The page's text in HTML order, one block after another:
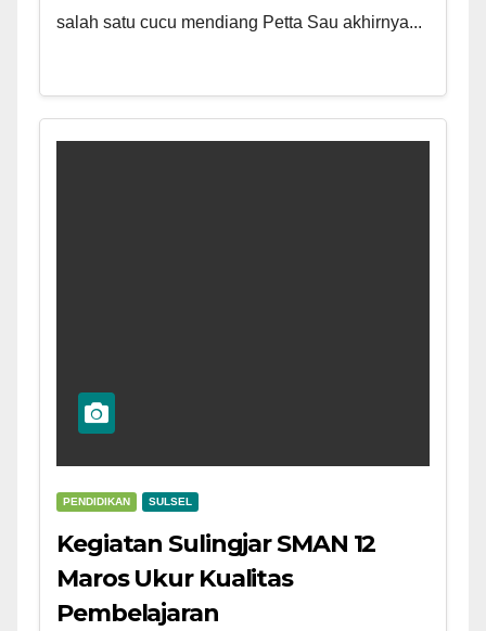
salah satu cucu mendiang Petta Sau akhirnya...
PENDIDIKAN SULSEL
Kegiatan Sulingjar SMAN 12
Maros Ukur Kualitas
Pembelajaran